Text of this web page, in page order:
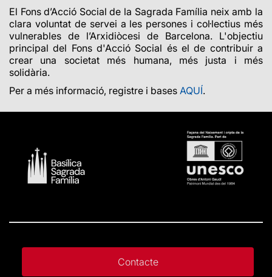
El Fons d’Acció Social de la Sagrada Família neix amb la
clara voluntat de servei a les persones i col·lectius més
vulnerables de l’Arxidiòcesi de Barcelona. L'objectiu
principal del Fons d'Acció Social és el de contribuir a
crear una societat més humana, més justa i més
solidària.
Per a més informació, registre i bases AQUÍ.
Contacte